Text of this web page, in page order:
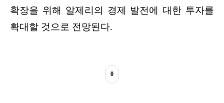
확장을 위해 알제리의 경제 발전에 대한 투자를
확대할 것으로 전망된다.
0